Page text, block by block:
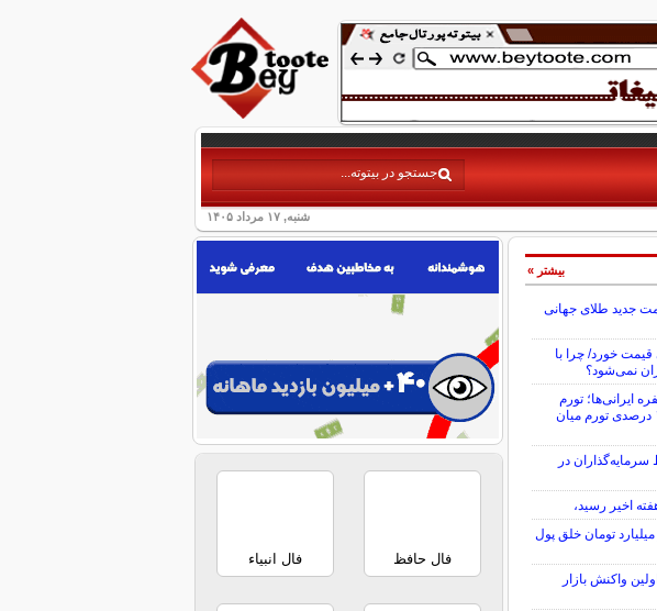
شنبه, ۱۷ مرداد ۱۴۰۵
جدید طلای جهانی
قیمت خورد/ چرا با
ایرانی‌ها؛ تورم
چگونه فقرا را فقیرتر کرد؟/ شکاف ۱۵ درصدی تورم میان
در
روزانه بیش از 15 هزار میلیارد تومان خلق پول
امروز 15 مرداد 1405 / اولین واکنش بازار
بیشتر »
فال حافظ فال انبیاء